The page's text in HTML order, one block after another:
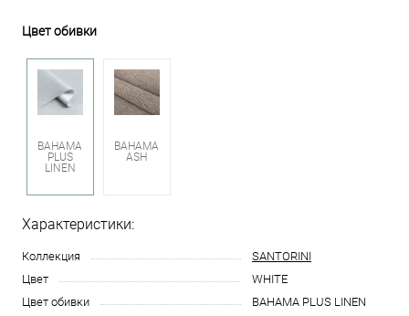
Цвет обивки
BAHAMA
PLUS
LINEN
BAHAMA
ASH
Характеристики:
Коллекция
SANTORINI
Цвет
WHITE
Цвет обивки
BAHAMA PLUS LINEN